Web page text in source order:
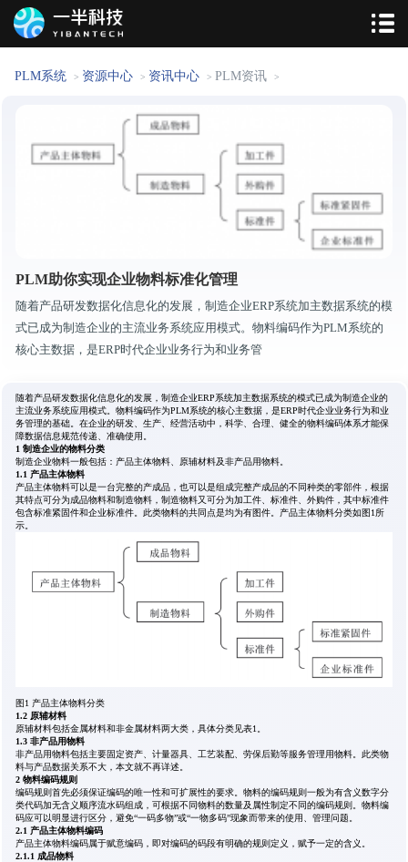
PLM系统 > 资源中心 > 资讯中心 > PLM资讯 >
PLM助你实现企业物料标准化管理
随着产品研发数据化信息化的发展，制造企业ERP系统加主数据系统的模
式已成为制造企业的主流业务系统应用模式。物料编码作为PLM系统的
核心主数据，是ERP时代企业业务行为和业务管
随着产品研发数据化信息化的发展，制造企业ERP系统加主数据系统的模式已成为制造企业的
主流业务系统应用模式。物料编码作为PLM系统的核心主数据，是ERP时代企业业务行为和业
务管理的基础。在企业的研发、生产、经营活动中，科学、合理、健全的物料编码体系才能保
障数据信息规范传递、准确使用。
1 制造企业的物料分类
制造企业物料一般包括：产品主体物料、原辅材料及非产品用物料。
1.1 产品主体物料
产品主体物料可以是一台完整的产成品，也可以是组成完整产成品的不同种类的零部件，根据
其特点可分为成品物料和制造物料，制造物料又可分为加工件、标准件、外购件，其中标准件
包含标准紧固件和企业标准件。此类物料的共同点是均为有图件。产品主体物料分类如图1所
示。
图1 产品主体物料分类
1.2 原辅材料
原辅材料包括金属材料和非金属材料两大类，具体分类见表1。
1.3 非产品用物料
非产品用物料包括主要固定资产、计量器具、工艺装配、劳保后勤等服务管理用物料。此类物
料与产品数据关系不大，本文就不再详述。
2 物料编码规则
编码规则首先必须保证编码的唯一性和可扩展性的要求。物料的编码规则一般为有含义数字分
类代码加无含义顺序流水码组成，可根据不同物料的数量及属性制定不同的编码规则。物料编
码应可以明显进行区分，避免“一码多物”或“一物多码”现象而带来的使用、管理问题。
2.1 产品主体物料编码
产品主体物料编码属于赋意编码，即对编码的码段有明确的规则定义，赋予一定的含义。
2.1.1 成品物料